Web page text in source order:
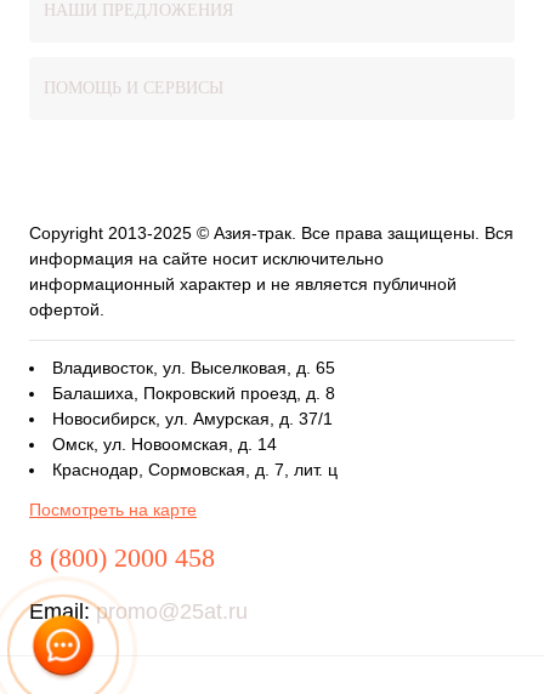
НАШИ ПРЕДЛОЖЕНИЯ
ПОМОЩЬ И СЕРВИСЫ
Copyright 2013-2025 © Азия-трак. Все права защищены. Вся
информация на сайте носит исключительно
информационный характер и не является публичной
офертой.
Владивосток, ул. Выселковая, д. 65
Балашиха, Покровский проезд, д. 8
Новосибирск, ул. Амурская, д. 37/1
Омск, ул. Новоомская, д. 14
Краснодар, Сормовская, д. 7, лит. ц
Посмотреть на карте
8 (800) 2000 458
Email:promo@25at.ru